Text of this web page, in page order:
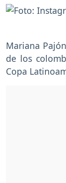
Mariana
de los
Copa